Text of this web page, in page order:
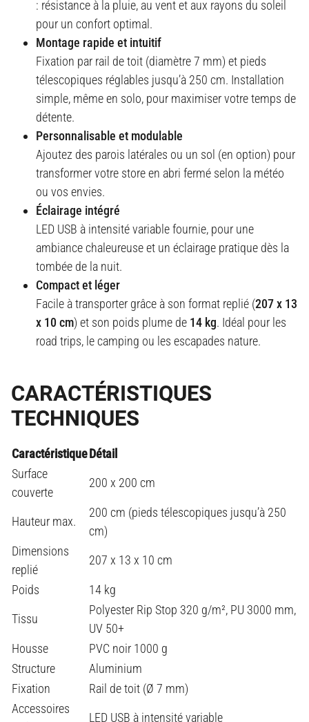
: résistance à la pluie, au vent et aux rayons du soleil
pour un confort optimal.
Montage rapide et intuitif
Fixation par rail de toit (diamètre 7 mm) et pieds
télescopiques réglables jusqu’à 250 cm. Installation
simple, même en solo, pour maximiser votre temps de
détente.
Personnalisable et modulable
Ajoutez des parois latérales ou un sol (en option) pour
transformer votre store en abri fermé selon la météo
ou vos envies.
Éclairage intégré
LED USB à intensité variable fournie, pour une
ambiance chaleureuse et un éclairage pratique dès la
tombée de la nuit.
Compact et léger
Facile à transporter grâce à son format replié (207 x 13
x 10 cm) et son poids plume de 14 kg. Idéal pour les
road trips, le camping ou les escapades nature.
CARACTÉRISTIQUES
TECHNIQUES
CaractéristiqueDétail
Surface
couverte
200 x 200 cm
Hauteur max.
200 cm (pieds télescopiques jusqu’à 250
cm)
Dimensions
replié
207 x 13 x 10 cm
Poids
14 kg
Tissu
Polyester Rip Stop 320 g/m², PU 3000 mm,
UV 50+
Housse
PVC noir 1000 g
Structure
Aluminium
Fixation
Rail de toit (Ø 7 mm)
Accessoires
LED USB à intensité variable